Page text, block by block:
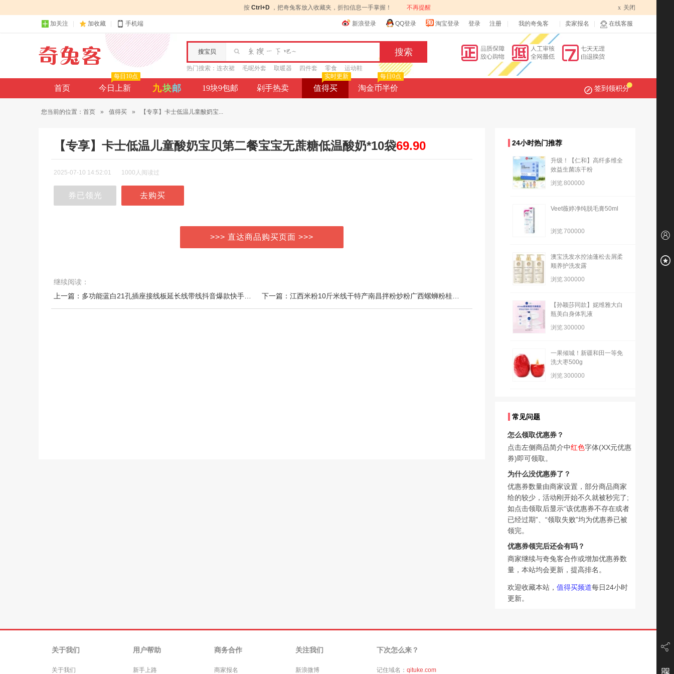
按 Ctrl+D ，把奇兔客放入收藏夹，折扣信息一手掌握！ 不再提醒 x 关闭
加关注 加收藏 手机端 新浪登录 QQ登录 淘宝登录 登录 注册 我的奇兔客 卖家报名 在线客服
搜宝贝
热门搜索： 连衣裙 毛呢外套 取暖器 四件套 零食 运动鞋
首页 今日上新
每日10点
九块邮 19块9包邮 剁手热卖 值得买
实时更新
淘金币半价
每日0点
签到领积分
您当前的位置： 首页 » 值得买 » 【专享】卡士低温儿童酸奶宝...
【专享】卡士低温儿童酸奶宝贝第二餐宝宝无蔗糖低温酸奶*10袋69.90
2025-07-10 14:52:01 1000人阅读过
券已领光 去购买
>>> 直达商品购买页面 >>>
继续阅读：
24小时热门推荐
升级！【仁和】高纤多维全
效益生菌冻干粉
浏览800000
Veet薇婷净纯脱毛膏50ml
浏览700000
澳宝洗发水控油蓬松去屑柔
顺养护洗发露
浏览300000
【孙颖莎同款】妮维雅大白
瓶美白身体乳液
浏览300000
一果倾城！新疆和田一等免
洗大枣500g
浏览300000
常见问题
怎么领取优惠券？
点击左侧商品简介中红色字体(XX元优惠
券)即可领取。
为什么没优惠券了？
优惠券数量由商家设置，部分商品商家
给的较少，活动刚开始不久就被秒完了;
如点击领取后显示“该优惠券不存在或者
已经过期”、“领取失败”均为优惠券已被
领完。
优惠券领完后还会有吗？
商家继续与奇兔客合作或增加优惠券数
量，本站均会更新，提高排名。
欢迎收藏本站， 值得买频道每日24小时
更新。
关于我们
关于我们
用户帮助
新手上路
商务合作
商家报名
关注我们
新浪微博
下次怎么来？
记住域名： qituke.com